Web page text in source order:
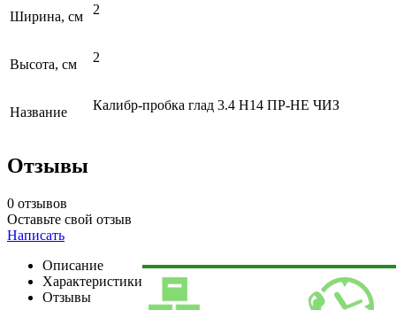
Ширина, см 2
Высота, см 2
Название Калибр-пробка глад 3.4 Н14 ПР-НЕ ЧИЗ
Отзывы
0 отзывов
Оставьте свой отзыв
Написать
Описание
Характеристики
Отзывы